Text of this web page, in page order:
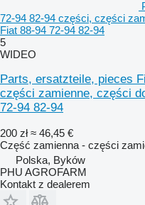
72-94 82-94 części, części
Fiat 88-94 72-94 82-94
5
WIDEO
Parts, ersatzteile, pieces
części zamienne, części
72-94 82-94
200 zł ≈ 46,45 €
Część zamienna - części
Polska, Byków
PHU AGROFARM
Kontakt z dealerem